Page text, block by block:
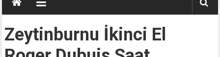
Zeytinburnu İkinci El